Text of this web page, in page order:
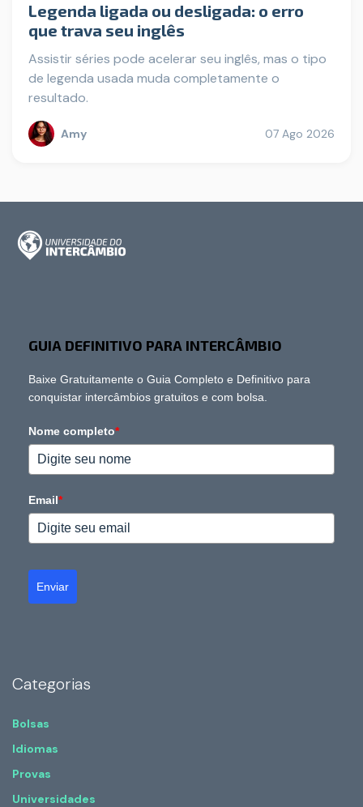
Legenda ligada ou desligada: o erro
que trava seu inglês
Assistir séries pode acelerar seu inglês, mas o tipo
de legenda usada muda completamente o
resultado.
Amy 07 Ago 2026
GUIA DEFINITIVO PARA INTERCÂMBIO
Baixe Gratuitamente o Guia Completo e Definitivo para
conquistar intercâmbios gratuitos e com bolsa.
Nome completo*
Email*
Enviar
Categorias
Bolsas
Idiomas
Provas
Universidades